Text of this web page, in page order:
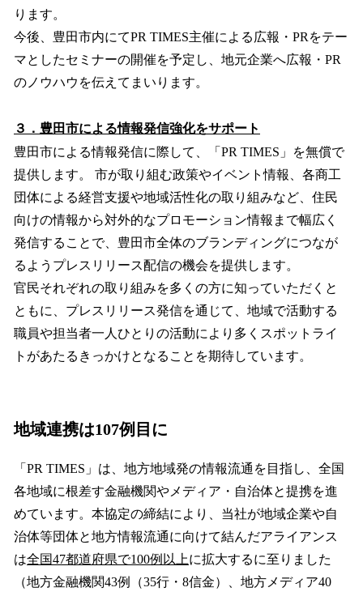
ります。
今後、豊田市内にてPR TIMES主催による広報・PRをテー
マとしたセミナーの開催を予定し、地元企業へ広報・PR
のノウハウを伝えてまいります。
３．豊田市による情報発信強化をサポート
豊田市による情報発信に際して、「PR TIMES」を無償で
提供します。 市が取り組む政策やイベント情報、各商工
団体による経営支援や地域活性化の取り組みなど、住民
向けの情報から対外的なプロモーション情報まで幅広く
発信することで、豊田市全体のブランディングにつなが
るようプレスリリース配信の機会を提供します。
官民それぞれの取り組みを多くの方に知っていただくと
ともに、プレスリリース発信を通じて、地域で活動する
職員や担当者一人ひとりの活動により多くスポットライ
トがあたるきっかけとなることを期待しています。
地域連携は107例目に
「PR TIMES」は、地方地域発の情報流通を目指し、全国
各地域に根差す金融機関やメディア・自治体と提携を進
めています。本協定の締結により、当社が地域企業や自
治体等団体と地方情報流通に向けて結んだアライアンス
は全国47都道府県で100例以上に拡大するに至りました
（地方金融機関43例（35行・8信金）、地方メディア40